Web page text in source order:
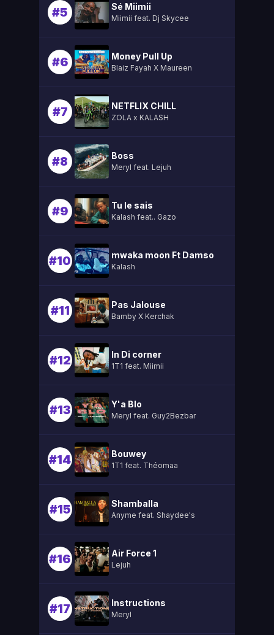
#5 Sé Miimii
Miimii feat. Dj Skycee
#6 Money Pull Up
Blaiz Fayah X Maureen
#7 NETFLIX CHILL
ZOLA x KALASH
#8 Boss
Meryl feat. Lejuh
#9 Tu le sais
Kalash feat.. Gazo
#10 mwaka moon Ft Damso
Kalash
#11 Pas Jalouse
Bamby X Kerchak
#12 In Di corner
1T1 feat. Miimii
#13 Y'a Blo
Meryl feat. Guy2Bezbar
#14 Bouwey
1T1 feat. Théomaa
#15 Shamballa
Anyme feat. Shaydee's
#16 Air Force 1
Lejuh
#17 Instructions
Meryl